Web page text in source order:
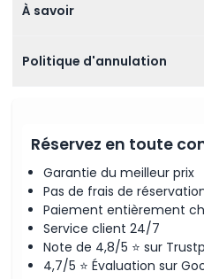
À savoir
Politique d'annulation
Réservez en toute
Garantie du meilleur prix
Pas de frais de
Paiement entièrement
Service client 24/7
Note de 4,8/5 ⭐ sur
4,7/5 ⭐ Évaluation sur